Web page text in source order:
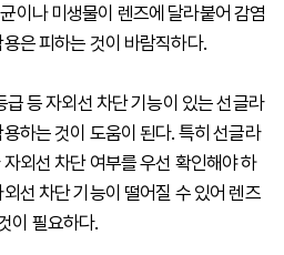
이나 미생물이 렌즈에 달라붙어 감염
은 피하는 것이 바람직하다.
등 자외선 차단 기능이 있는 선글라
하는 것이 도움이 된다. 특히 선글라
외선 차단 여부를 우선 확인해야 하
선 차단 기능이 떨어질 수 있어 렌즈
이 필요하다.